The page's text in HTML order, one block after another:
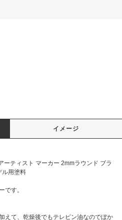
イメージ
ーティスト マーカー 2mmラウンド ブラ
ル用塗料
です。
えて、乾燥後でもテレピン油なのでぼか